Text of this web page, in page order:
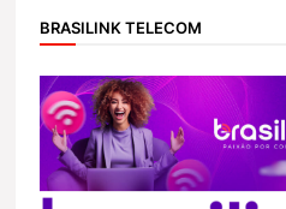
BRASILINK TELECOM